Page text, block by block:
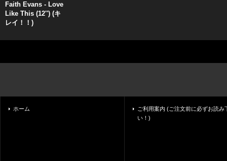
Faith Evans - Love
Like This (12'') (キ
レイ！！)
ホーム
ご利用案内 (ご注文前に必ずお読み
い！)